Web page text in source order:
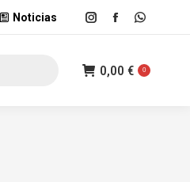
Noticias
Instagram
opens
Facebook
opensopens
0,00 € 0